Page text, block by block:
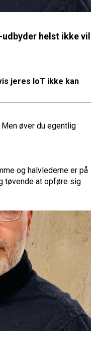
helst ikke vil
jeres IoT ikke kan
Men øver du egentlig
og halvlederne er på
tøvende at opføre sig